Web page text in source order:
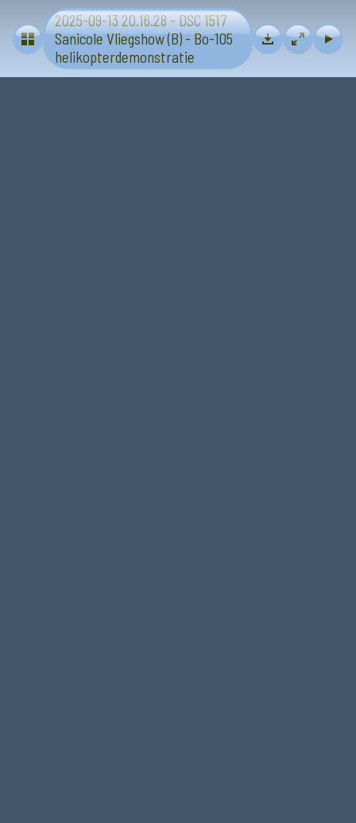
Vliegtuigen - Sanicole (B) 13 en 14 september 2025
2025-09-13 20.16.28 - DSC 1517
Sanicole Vliegshow (B) - Bo-105
helikopterdemonstratie